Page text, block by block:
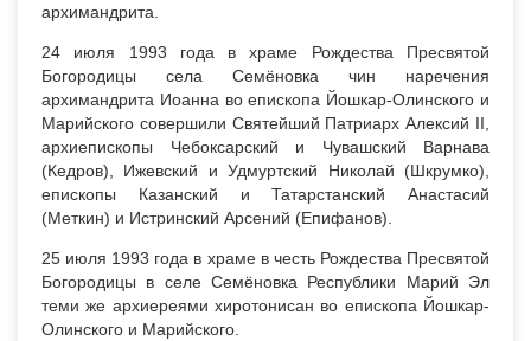
архимандрита.
24 июля 1993 года в храме Рождества Пресвятой
Богородицы села Семёновка чин наречения
архимандрита Иоанна во епископа Йошкар-Олинского и
Марийского совершили Святейший Патриарх Алексий II,
архиепископы Чебоксарский и Чувашский Варнава
(Кедров), Ижевский и Удмуртский Николай (Шкрумко),
епископы Казанский и Татарстанский Анастасий
(Меткин) и Истринский Арсений (Епифанов).
25 июля 1993 года в храме в честь Рождества Пресвятой
Богородицы в селе Семёновка Республики Марий Эл
теми же архиереями хиротонисан во епископа Йошкар-
Олинского и Марийского.